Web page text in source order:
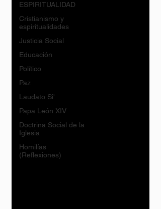
ESPIRITUALIDAD
Cristianismo y
espiritualidades
Justicia Social
Educación
Político
Paz
Laudato Si'
Papa León XIV
Doctrina Social de la
Iglesia
Homilías
(Reflexiones)